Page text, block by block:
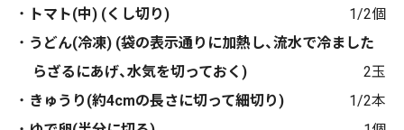
トマト(中) (くし切り)
1/2個
うどん(冷凍) (袋の表示通りに加熱し、流水で冷ました
らざるにあげ、水気を切っておく)
2玉
きゅうり(約4cmの長さに切って細切り)
1/2本